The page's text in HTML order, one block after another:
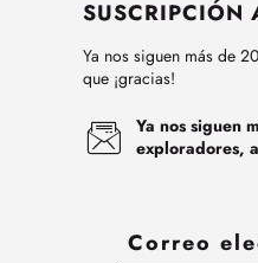
SUSCRIPCIÓN
Ya nos siguen más de
que ¡gracias!
Ya nos siguen
exploradores,